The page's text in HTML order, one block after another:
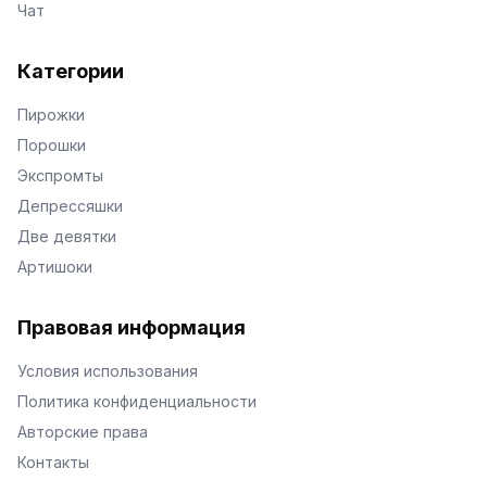
Чат
Категории
Пирожки
Порошки
Экспромты
Депрессяшки
Две девятки
Артишоки
Правовая информация
Условия использования
Политика конфиденциальности
Авторские права
Контакты